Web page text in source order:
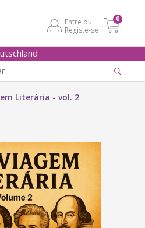
Entre ou
Registe-se
0
Literária - vol. 2